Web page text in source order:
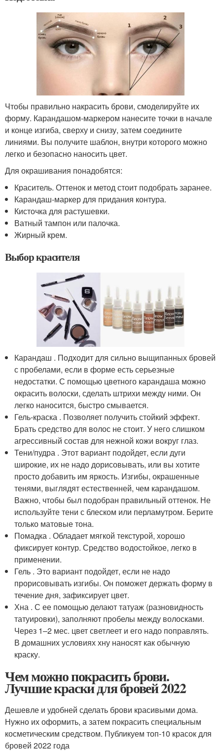
Чтобы правильно накрасить брови, смоделируйте их
форму. Карандашом-маркером нанесите точки в начале
и конце изгиба, сверху и снизу, затем соедините
линиями. Вы получите шаблон, внутри которого можно
легко и безопасно наносить цвет.
Для окрашивания понадобятся:
Краситель. Оттенок и метод стоит подобрать заранее.
Карандаш-маркер для придания контура.
Кисточка для растушевки.
Ватный тампон или палочка.
Жирный крем.
Выбор красителя
Карандаш . Подходит для сильно выщипанных бровей
с пробелами, если в форме есть серьезные
недостатки. С помощью цветного карандаша можно
окрасить волоски, сделать штрихи между ними. Он
легко наносится, быстро смывается.
Гель-краска . Позволяет получить стойкий эффект.
Брать средство для волос не стоит. У него слишком
агрессивный состав для нежной кожи вокруг глаз.
Тени/пудра . Этот вариант подойдет, если дуги
широкие, их не надо дорисовывать, или вы хотите
просто добавить им яркость. Изгибы, окрашенные
тенями, выглядят естественней, чем карандашом.
Важно, чтобы был подобран правильный оттенок. Не
используйте тени с блеском или перламутром. Берите
только матовые тона.
Помадка . Обладает мягкой текстурой, хорошо
фиксирует контур. Средство водостойкое, легко в
применении.
Гель . Это вариант подойдет, если не надо
прорисовывать изгибы. Он поможет держать форму в
течение дня, зафиксирует цвет.
Хна . С ее помощью делают татуаж (разновидность
татуировки), заполняют пробелы между волосками.
Через 1–2 мес. цвет светлеет и его надо поправлять.
В домашних условиях хну наносят как обычную
краску.
Чем можно покрасить брови.
Лучшие краски для бровей 2022
Дешевле и удобней сделать брови красивыми дома.
Нужно их оформить, а затем покрасить специальным
косметическим средством. Публикуем топ-10 красок для
бровей 2022 года